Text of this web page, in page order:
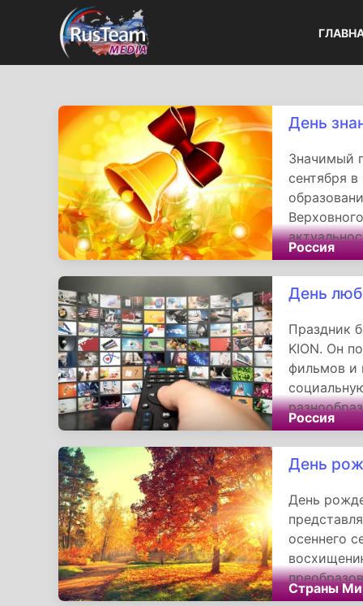
День
Значимый
сентября
его
граждан
Россия
День
Праздник
KION. Он
фильмов и
том, что
Россия
День
День
осеннего
Страны